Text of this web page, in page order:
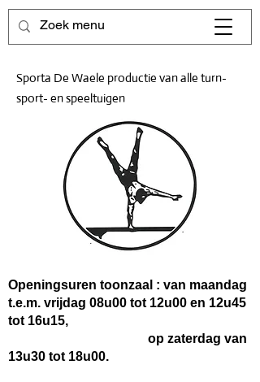
Sporta De Waele productie van alle turn-
sport- en speeltuigen
Openingsuren toonzaal : van maandag
t.e.m. vrijdag 08u00 tot 12u00 en 12u45
tot 16u15,
op zaterdag van
13u30 tot 18u00.